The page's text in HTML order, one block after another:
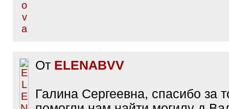
От ELENABVV
Галина Сергеевна, спасибо за